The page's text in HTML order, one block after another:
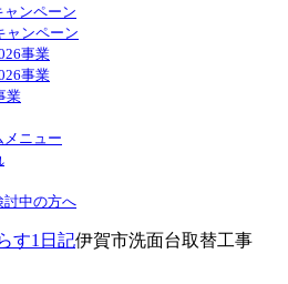
ンペーン
ャンペーン
事業
事業
業
メニュー
討中の方へ
す1日記伊賀市洗面台取替工事